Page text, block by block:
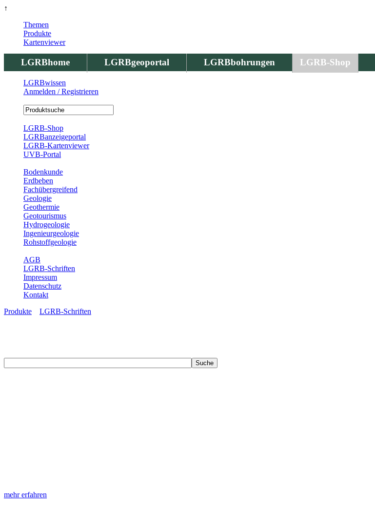
↑
LGRBhome LGRBgeoportal LGRBbohrungen LGRB-Shop
Themen
Produkte
Kartenviewer
LGRBwissen
Anmelden / Registrieren
LGRB-Shop
LGRBanzeigeportal
LGRB-Kartenviewer
UVB-Portal
Bodenkunde
Erdbeben
Fachübergreifend
Geologie
Geothermie
Geotourismus
Hydrogeologie
Ingenieurgeologie
Rohstoffgeologie
AGB
LGRB-Schriften
Impressum
Datenschutz
Kontakt
Produkte
LGRB-Schriften
mehr erfahren